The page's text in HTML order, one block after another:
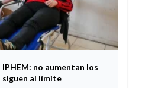
no aumentan los
siguen al límite